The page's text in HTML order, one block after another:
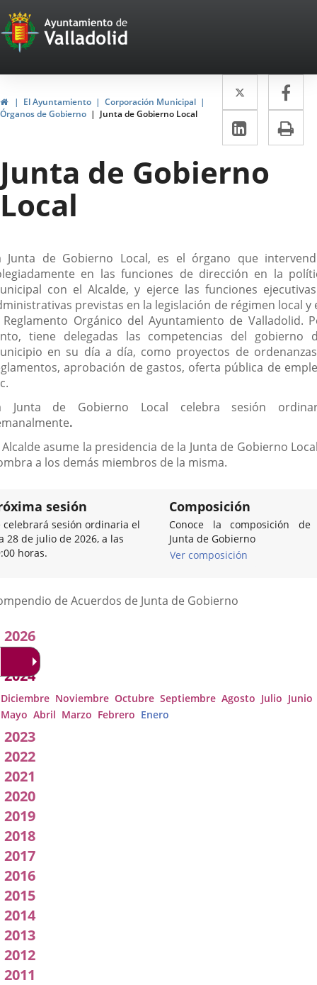
Portal
Web
del
Ayuntamiento
de
Valladolid
InicioEl Ayuntamiento
Corporación Municipal
Órganos de Gobierno
Junta de Gobierno Local
Twitter
Enlace
a
una
externa.
a
LinkedIn
Enlace
a
una
Junta de Gobierno
Local
Junta de Gobierno Local, es el órgano que
en las funciones de dirección en la
con el Alcalde, y ejerce las funciones
previstas en la legislación de régimen local y
Orgánico del Ayuntamiento de Valladolid.
tiene delegadas las competencias del gobierno
en su día a día, como proyectos de
aprobación de gastos, oferta pública de
Junta de Gobierno Local celebra sesión
.
Alcalde asume la presidencia de la Junta de Gobierno
a los demás miembros de la misma.
sesión
celebrará sesión ordinaria el
28 de julio de 2026, a las
horas.
Composición
Conoce la composición de
Junta de Gobierno
Ver composición
de Acuerdos de Junta de Gobierno
2026
2025
2024
Diciembre Noviembre Octubre Septiembre Agosto Julio Junio
Mayo Abril Marzo Febrero Enero
2023
2022
2021
2020
2019
2018
2017
2016
2015
2014
2013
2012
2011